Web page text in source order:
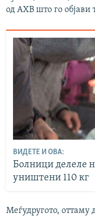
од АХВ што го објави
ВИДЕТЕ И ОВА:
Болници делеле
уништени 110 кг
Меѓудругото, оттаму